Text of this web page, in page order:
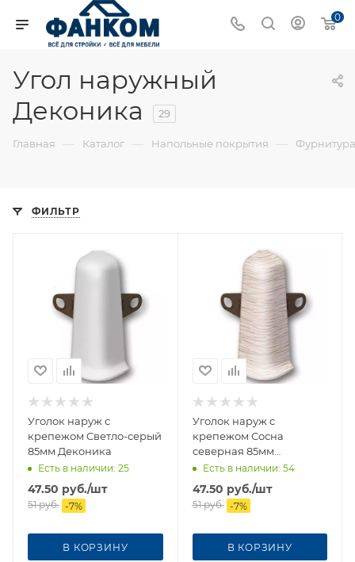
0
Угол наружный
Деконика
29
Главная — Каталог — Напольные покрытия —
ФИЛЬТР
Уголок наруж с
крепежом Светло-серый
85мм Деконика
Есть в наличии: 25
47.50 руб./шт
51руб. -7%
В КОРЗИНУ
Уголок наруж с
крепежом Сосна
северная 85мм
Деконика
Есть в наличии: 54
47.50 руб./шт
51руб. -7%
В КОРЗИНУ